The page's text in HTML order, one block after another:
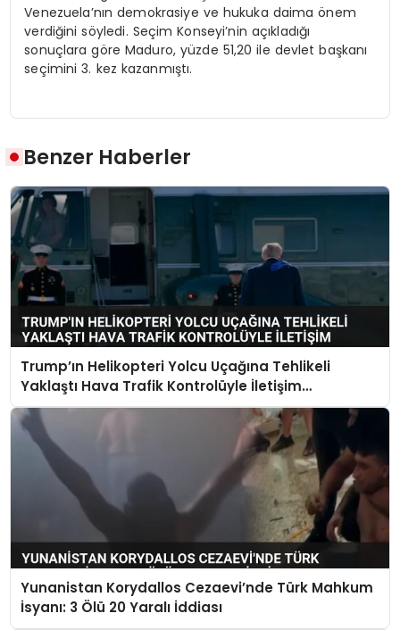
Venezuela’nın demokrasiye ve hukuka daima önem
verdiğini söyledi. Seçim Konseyi’nin açıkladığı
sonuçlara göre Maduro, yüzde 51,20 ile devlet başkanı
seçimini 3. kez kazanmıştı.
Benzer Haberler
Trump’ın Helikopteri Yolcu Uçağına Tehlikeli
Yaklaştı Hava Trafik Kontrolüyle İletişim
Kurulamadı
Yunanistan Korydallos Cezaevi’nde Türk Mahkum
İsyanı: 3 Ölü 20 Yaralı İddiası